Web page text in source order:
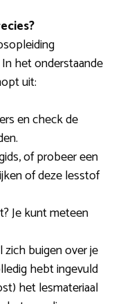
het onderstaande
uit:
en check de
of probeer een
of deze lesstof
Je kunt meteen
zich buigen over je
hebt ingevuld
het lesmateriaal